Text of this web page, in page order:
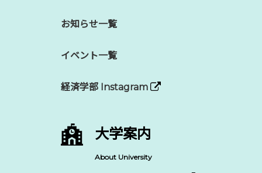
お知らせ一覧
イベント一覧
経済学部 Instagram
大学案内
About University